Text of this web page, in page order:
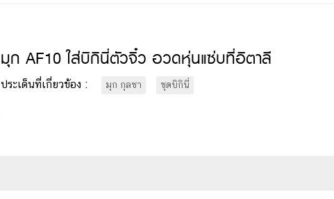
มุก AF10 ใส่บิกินี่ตัวจิ๋ว อวดหุ่นแซ่บที่อิตาลี
ประเด็นที่เกี่ยวข้อง : มุก กุลชา ชุดบิกินี่